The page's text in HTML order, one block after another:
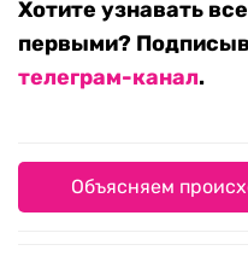
Хотите узнавать
первыми?
телеграм-канал.
Объясняем